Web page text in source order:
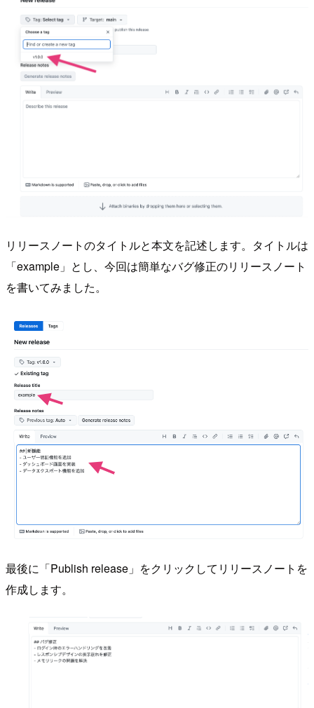
リリースノートのタイトルと本文を記述します。タイトルは
「example」とし、今回は簡単なバグ修正のリリースノート
を書いてみました。
最後に「Publish release」をクリックしてリリースノートを
作成します。